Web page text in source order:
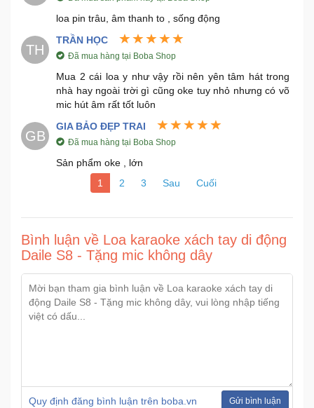
loa pin trâu, âm thanh to , sống động
TH
TRẦN HỌC
Đã mua hàng tại Boba Shop
Mua 2 cái loa y như vậy rồi nên yên tâm hát trong
nhà hay ngoài trời gì cũng oke tuy nhỏ nhưng có võ
mic hút âm rất tốt luôn
GB
GIA BẢO ĐẸP TRAI
Đã mua hàng tại Boba Shop
Sản phẩm oke , lớn
1
2 3 Sau Cuối
Bình luận về Loa karaoke xách tay di động
Daile S8 - Tặng mic không dây
Quy định đăng bình luận trên boba.vn Gửi bình luận